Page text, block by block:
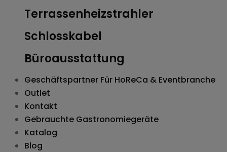
Terrassenheizstrahler
Schlosskabel
Büroausstattung
Geschäftspartner Für HoReCa & Eventbranche
Outlet
Kontakt
Gebrauchte Gastronomiegeräte
Katalog
Blog